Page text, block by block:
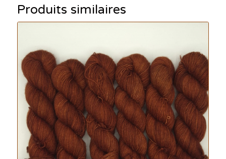
Produits similaires